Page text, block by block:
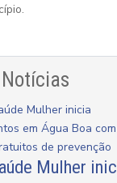
Mulher